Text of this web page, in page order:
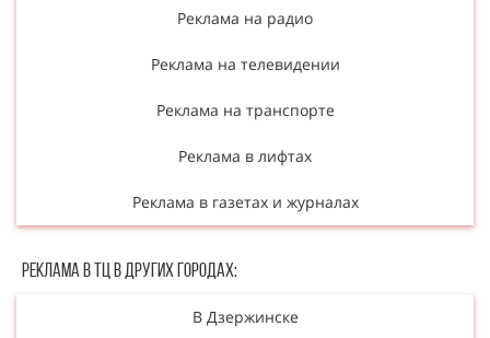
Реклама на радио
Реклама на телевидении
Реклама на транспорте
Реклама в лифтах
Реклама в газетах и журналах
Реклама в ТЦ в Других городах:
В Дзержинске